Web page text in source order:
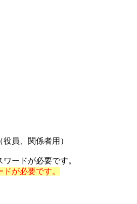
員、関係者用）
ワードが必要です。
が必要です。